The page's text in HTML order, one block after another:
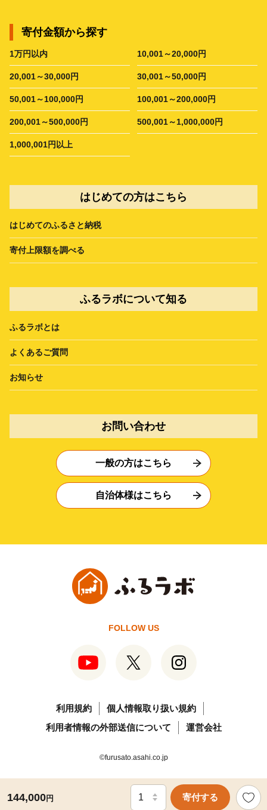
144,000円 寄付する
寄付金額から探す
1万円以内 10,001～20,000円
20,001～30,000円 30,001～50,000円
50,001～100,000円 100,001～200,000円
200,001～500,000円 500,001～1,000,000円
1,000,001円以上
はじめての方はこちら
はじめてのふるさと納税
寄付上限額を調べる
ふるラボについて知る
ふるラボとは
よくあるご質問
お知らせ
お問い合わせ
一般の方はこちら
自治体様はこちら
FOLLOW US
利用規約
個人情報取り扱い規約
利用者情報の外部送信について
運営会社
©furusato.asahi.co.jp